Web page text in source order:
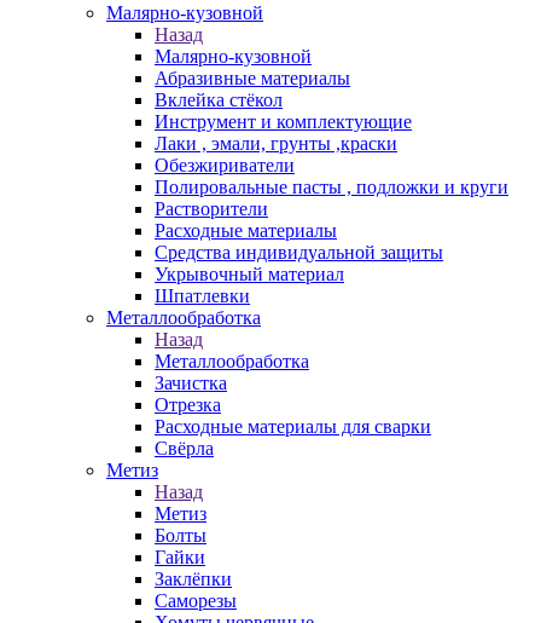
Малярно-кузовной
Назад
Малярно-кузовной
Абразивные материалы
Вклейка стёкол
Инструмент и комплектующие
Лаки , эмали, грунты ,краски
Обезжириватели
Полировальные пасты , подложки и круги
Растворители
Расходные материалы
Средства индивидуальной защиты
Укрывочный материал
Шпатлевки
Металлообработка
Назад
Металлообработка
Зачистка
Отрезка
Расходные материалы для сварки
Свёрла
Метиз
Назад
Метиз
Болты
Гайки
Заклёпки
Саморезы